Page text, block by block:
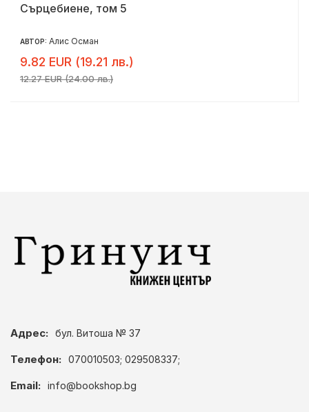
Сърцебиене, том 5
АВТОР: Алис Осман
9.82 EUR (19.21 лв.)
12.27 EUR (24.00 лв.)
Адрес: бул. Витоша № 37
Телефон: 070010503; 029508337;
Email: info@bookshop.bg